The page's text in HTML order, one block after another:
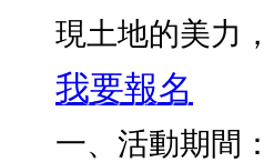
現土地的美力
我要報名
一、活動期間